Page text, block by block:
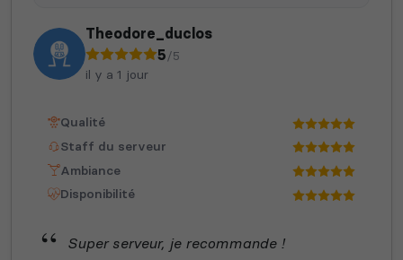
Theodore_duclos
5/5
il y a 1 jour
Qualité
Staff du serveur
Ambiance
Disponibilité
Super serveur, je recommande !